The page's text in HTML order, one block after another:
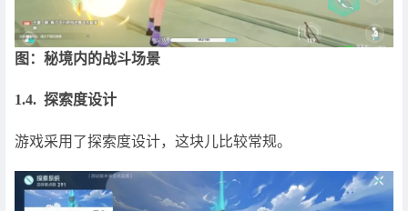
图：秘境内的战斗场景
1.4. 探索度设计
游戏采用了探索度设计，这块儿比较常规。